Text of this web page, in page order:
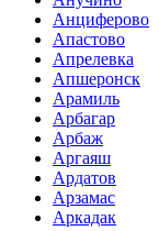
Анциферово
Апастово
Апрелевка
Апшеронск
Арамиль
Арбагар
Арбаж
Аргаяш
Ардатов
Арзамас
Аркадак